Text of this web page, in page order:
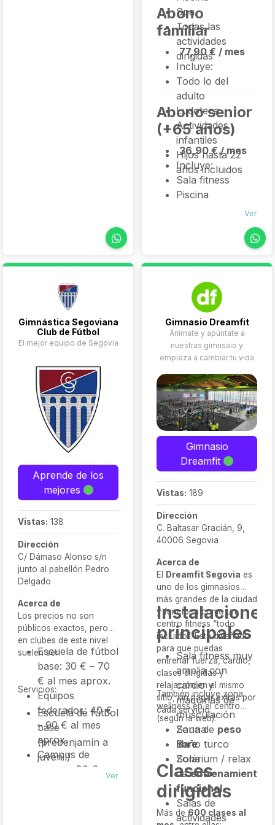
Spa
Todas las
actividades
dirigidas
Abono
familiar
77,90 € / mes
Incluye:
Todo lo del
adulto
Ludoteca
Actividades
infantiles
Hijos hasta 22
años incluidos
Abono senior
(+65 años)
36,90 € / mes
Incluye:
Sala fitness
Piscina
Ver
Gimnástica Segoviana
Club de Fútbol
El mejor equipo de Segovia
Aprende de los
mejores
Vistas: 138
Dirección
C/ Dámaso Alonso s/n
junto al pabellón Pedro
Delgado
Acerca de
Los precios no son
públicos exactos, pero
en clubes de este nivel
suelen ser:Escuela de fútbol
base: 30 € – 70
€ al mes aprox.
Equipos
federados: 40 €
– 90 € al mes
aprox.
Campus de
verano: 80 € –
Servicios:
Escuela de fútbol
base
(prebenjamín a
juvenil)
Ver
Gimnasio Dreamfit
Ánimate y apúntate a
nuestras gimnsaio y
empieza a cambiar tu vida
Gimnasio
Dreamfit
Vistas: 189
Dirección
C. Baltasar Gracián, 9,
40006 Segovia
Acerca de
El
Dreamfit Segovia es
uno de los gimnasios
más grandes de la ciudad
y funciona como un
centro fitness “todo
incluido”. Está diseñado
para que puedas
entrenar fuerza, cardio,
clases dirigidas y
relajación en el mismo
sitio, sin pagar extras por
cada servicio.
Instalaciones
principales
Sala fitness muy
amplia con
cardio y
máquinas de
musculación
Zona de peso
libre
Zona
deentrenamiento
funcional
Salas de
actividades
También incluye zona
wellness en el centro
(según la web):
Sauna
Baño turco
Solárium / relax
Clases
dirigidas
Más de 600 clases al